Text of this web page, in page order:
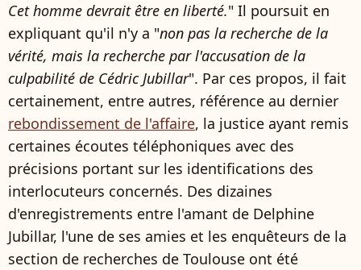
Cet homme devrait être en liberté." Il poursuit en
expliquant qu'il n'y a "non pas la recherche de la
vérité, mais la recherche par l'accusation de la
culpabilité de Cédric Jubillar". Par ces propos, il fait
certainement, entre autres, référence au dernier
rebondissement de l'affaire, la justice ayant remis
certaines écoutes téléphoniques avec des
précisions portant sur les identifications des
interlocuteurs concernés. Des dizaines
d'enregistrements entre l'amant de Delphine
Jubillar, l'une de ses amies et les enquêteurs de la
section de recherches de Toulouse ont été